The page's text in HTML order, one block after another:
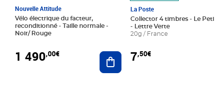
Nouvelle Attitude
Vélo électrique du facteur,
reconditionné - Taille normale -
Noir/ Rouge
1 490,00€ Ajouter au panier
La Poste
Collector 4 timbres - Le Petit
- Lettre Verte
20g / France
7,50€